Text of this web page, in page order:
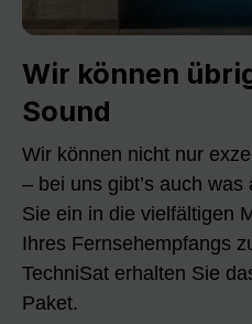
Wir können
Sound
Wir können nicht nur
– bei uns gibt’s auch
Sie ein in die vielfältigen
Ihres Fernsehempfangs
TechniSat erhalten Sie
Paket.